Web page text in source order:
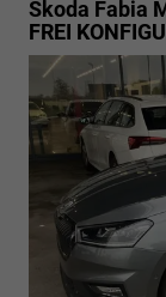
Skoda Fabia
FREI